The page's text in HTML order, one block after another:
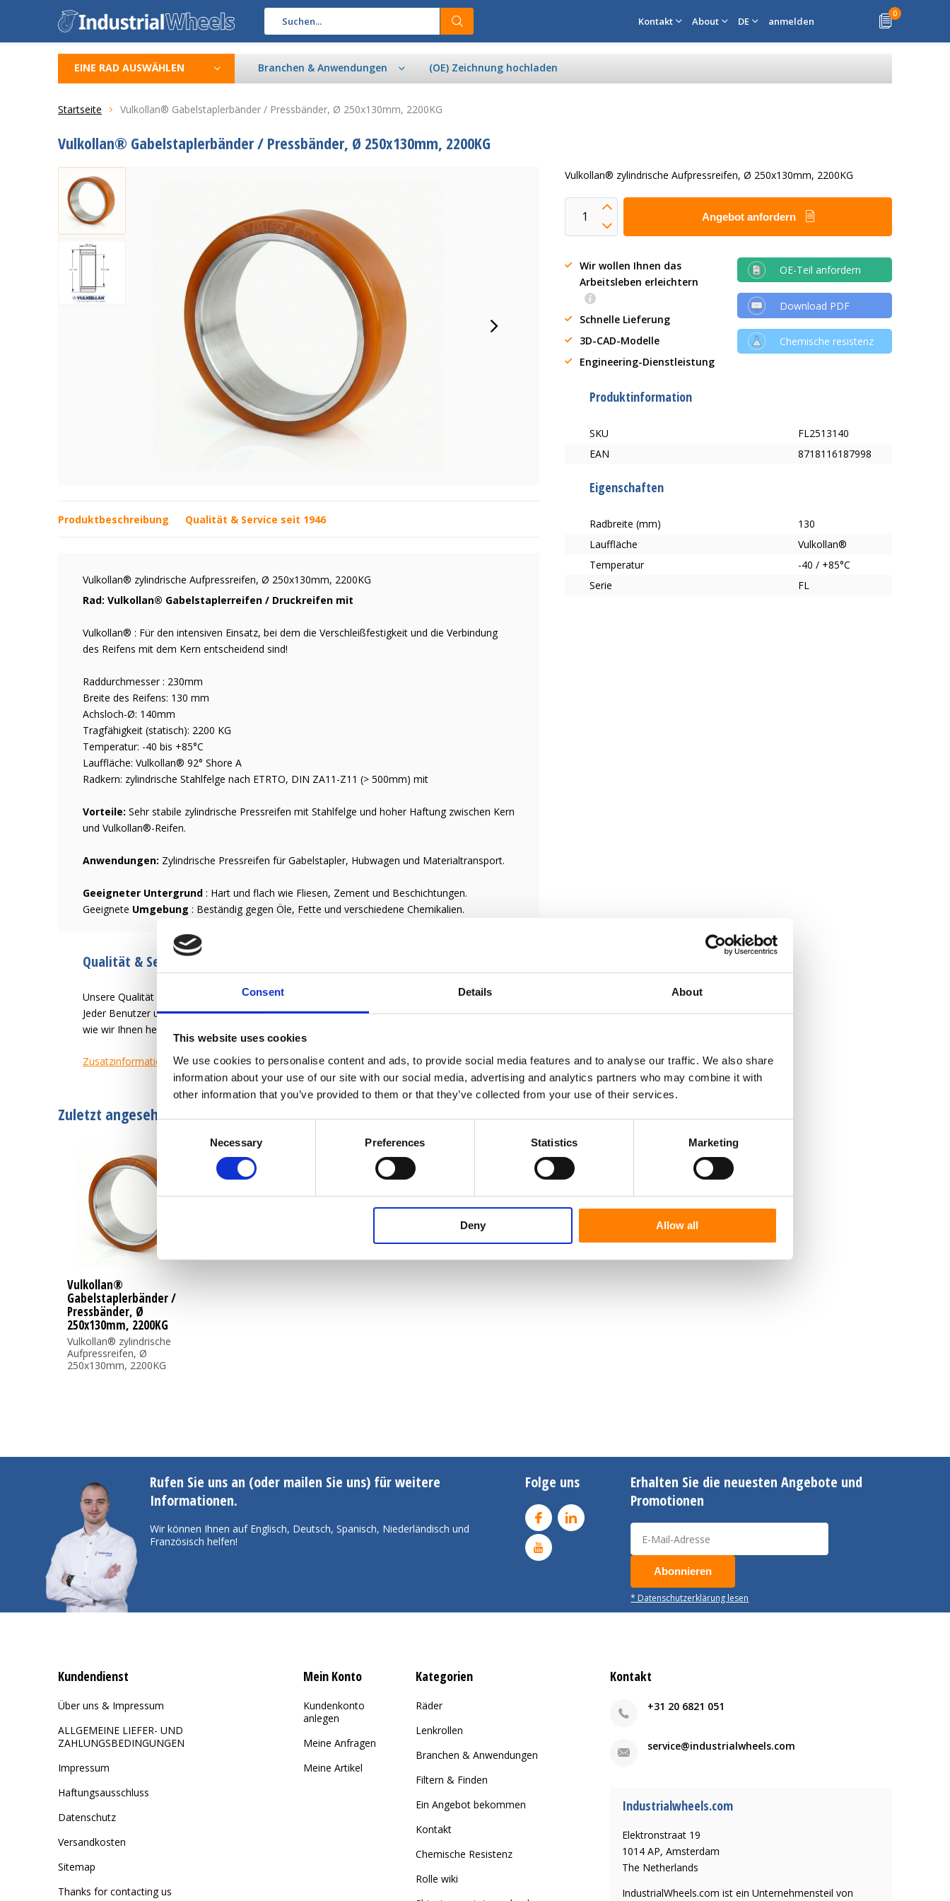
Consent Details About
This website uses cookies
We use cookies to personalise content and ads, to provide social media features and to analyse our traffic. We also share
information about your use of our site with our social media, advertising and analytics partners who may combine it with
other information that you’ve provided to them or that they’ve collected from your use of their services.
Necessary Preferences Statistics Marketing
Deny Allow all
Kontakt About DE anmelden
0
EINE RAD AUSWÄHLEN Branchen & Anwendungen (OE) Zeichnung hochladen
Startseite Vulkollan® Gabelstaplerbänder / Pressbänder, Ø 250x130mm, 2200KG
Vulkollan® Gabelstaplerbänder / Pressbänder, Ø 250x130mm, 2200KG
Produktbeschreibung Qualität & Service seit 1946
Vulkollan® zylindrische Aufpressreifen, Ø 250x130mm, 2200KG
Rad: Vulkollan® Gabelstaplerreifen / Druckreifen mit
Vulkollan® : Für den intensiven Einsatz, bei dem die Verschleißfestigkeit und die Verbindung
des Reifens mit dem Kern entscheidend sind!
Raddurchmesser : 230mm
Breite des Reifens: 130 mm
Achsloch-Ø: 140mm
Tragfähigkeit (statisch): 2200 KG
Temperatur: -40 bis +85°C
Lauffläche: Vulkollan® 92° Shore A
Radkern: zylindrische Stahlfelge nach ETRTO, DIN ZA11-Z11 (> 500mm) mit
Vorteile: Sehr stabile zylindrische Pressreifen mit Stahlfelge und hoher Haftung zwischen Kern
und Vulkollan®-Reifen.
Anwendungen: Zylindrische Pressreifen für Gabelstapler, Hubwagen und Materialtransport.
Geeigneter Untergrund : Hart und flach wie Fliesen, Zement und Beschichtungen.
Geeignete Umgebung : Beständig gegen Öle, Fette und verschiedene Chemikalien.
Qualität & Service seit 1946
Unsere Qualität ist es, dem Benutzer des Rades ein einfacheres Arbeitsleben zu ermöglichen.
Jeder Benutzer und jede Anwendung hat unterschiedliche Bedürfnisse. Lassen Sie uns wissen,
wie wir Ihnen helfen können, ein zufriedener Kunde zu werden.
Zusatzinformation
Vulkollan® zylindrische Aufpressreifen, Ø 250x130mm, 2200KG
Angebot anfordern
Wir wollen Ihnen das
Arbeitsleben erleichtern
Schnelle Lieferung
3D-CAD-Modelle
Engineering-Dienstleistung
OE-Teil anfordern
Download PDF
Chemische resistenz
Produktinformation
SKU
FL2513140
EAN
8718116187998
Eigenschaften
Radbreite (mm)
130
Lauffläche
Vulkollan®
Temperatur
-40 / +85°C
Serie
FL
Zuletzt angesehen
Vulkollan®
Gabelstaplerbänder /
Pressbänder, Ø
250x130mm, 2200KG
Vulkollan® zylindrische
Aufpressreifen, Ø
250x130mm, 2200KG
Rufen Sie uns an (oder mailen Sie uns) für weitere
Informationen.
Wir können Ihnen auf Englisch, Deutsch, Spanisch, Niederländisch und
Französisch helfen!
Folge uns
Erhalten Sie die neuesten Angebote und
Promotionen
Abonnieren
* Datenschutzerklärung lesen
Kundendienst
Über uns & Impressum
ALLGEMEINE LIEFER- UND
ZAHLUNGSBEDINGUNGEN
Impressum
Haftungsausschluss
Datenschutz
Versandkosten
Sitemap
Thanks for contacting us
Mein Konto
Kundenkonto
anlegen
Meine Anfragen
Meine Artikel
Kategorien
Räder
Lenkrollen
Branchen & Anwendungen
Filtern & Finden
Ein Angebot bekommen
Kontakt
Chemische Resistenz
Rolle wiki
Kontakt
+31 20 6821 051
service@industrialwheels.com
Industrialwheels.com
Elektronstraat 19
1014 AP, Amsterdam
The Netherlands
IndustrialWheels.com ist ein Unternehmensteil von